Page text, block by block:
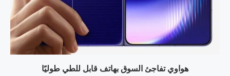
هواوي تفاجئ السوق بهاتف قابل للطي طوليًا